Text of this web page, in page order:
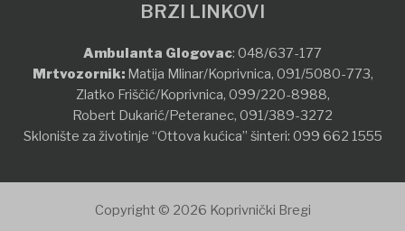
BRZI LINKOVI
Ambulanta Glogovac: 048/637-177
Mrtvozornik:Matija Mlinar/Koprivnica, 091/5080-773,
Zlatko Friščić/Koprivnica, 099/220-8988,
Robert Dukarić/Peteranec, 091/389-3272
Sklonište za životinje “Ottova kućica” šinteri: 099 662 1555
Copyright © 2026 Koprivnički Bregi